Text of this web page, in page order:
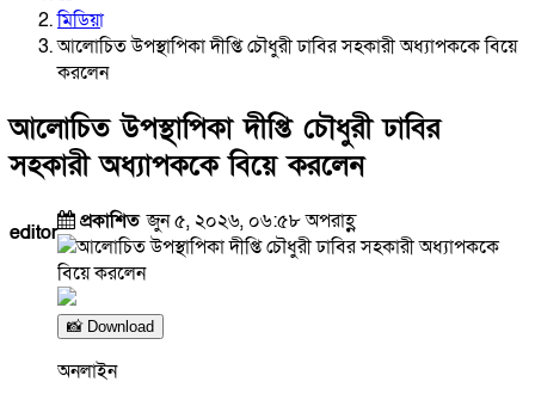
মিডিয়া
আলোচিত উপস্থাপিকা দীপ্তি চৌধুরী ঢাবির সহকারী অধ্যাপককে বিয়ে
করলেন
আলোচিত উপস্থাপিকা দীপ্তি চৌধুরী ঢাবির
সহকারী অধ্যাপককে বিয়ে করলেন
editor প্রকাশিতজুন ৫, ২০২৬, ০৬:৫৮ অপরাহ্ণ
📸 Download
অনলাইন